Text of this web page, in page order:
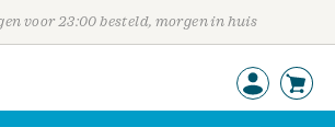
voor 23:00 besteld, morgen in huis